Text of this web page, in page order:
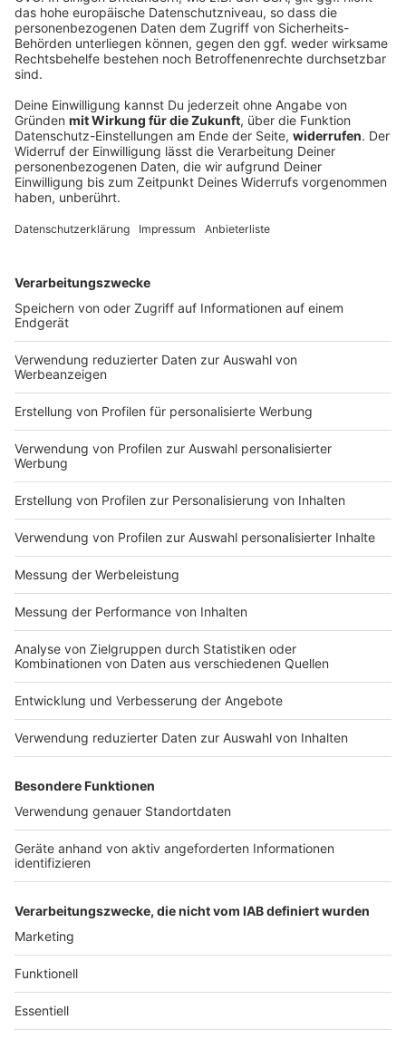
Der Start in die neue Woche wird heiß und gewittrig.
DEINE GEMERKTEN ARTIKEL
Du hast dir noch keine Artikel gemerkt
Markiere sie hierfür mit einem
Impressum
Nutzungsbedingungen
Jobs
Presse
Werben
Archiv
ANTENNE BAYERN GROUP
Stiftung ANTENNE BAYERN
hilft
Teilnahmebedingungen
Grounding Page ANTENNE
BAYERN
Kontakt
Studio-Hotline
Verkehrs-Hotline
Datenschutz­erklärung
Newsletter